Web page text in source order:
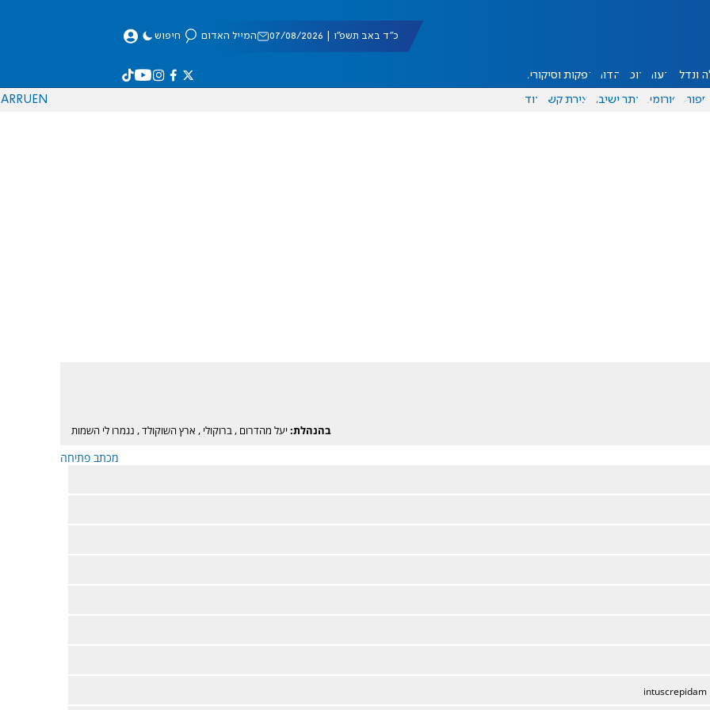
כ"ד באב תשפ"ו | 07/08/2026 המייל האדום חיפוש
ונדל"ן דעות אוכל יהדות הפקות וסיקורים
ספורט פורומים אתר ישיבה יצירת קשר עוד EN
RU
AR
בהנהלת: יעל מהדרום ,ברוקולי , ארץ השוקולד, נגמרו לי השמות
מכתב פתיחה
intuscrepidam